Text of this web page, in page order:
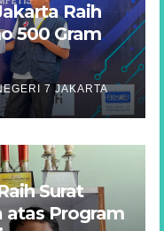
Raih
500 Gram
7 JAKARTA
Surat
atas Program